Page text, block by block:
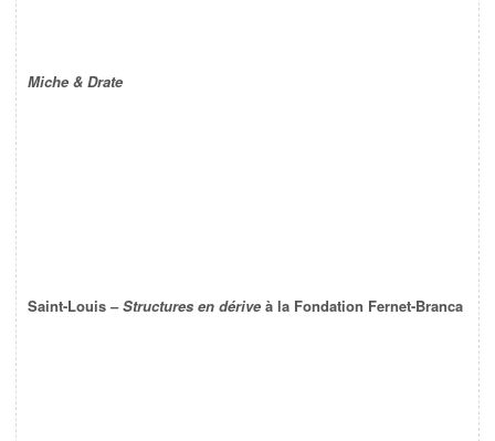
Miche & Drate
Saint-Louis –Structures en dérive à la Fondation Fernet-Branca